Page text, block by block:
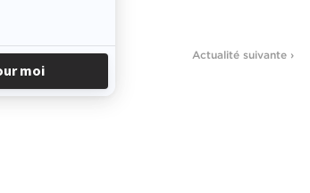
Actualité suivante ›